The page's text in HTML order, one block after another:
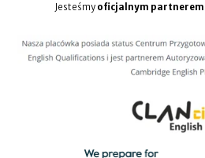
Jesteśmy oficjalnym